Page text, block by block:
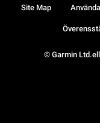
© Garmin
Site Map